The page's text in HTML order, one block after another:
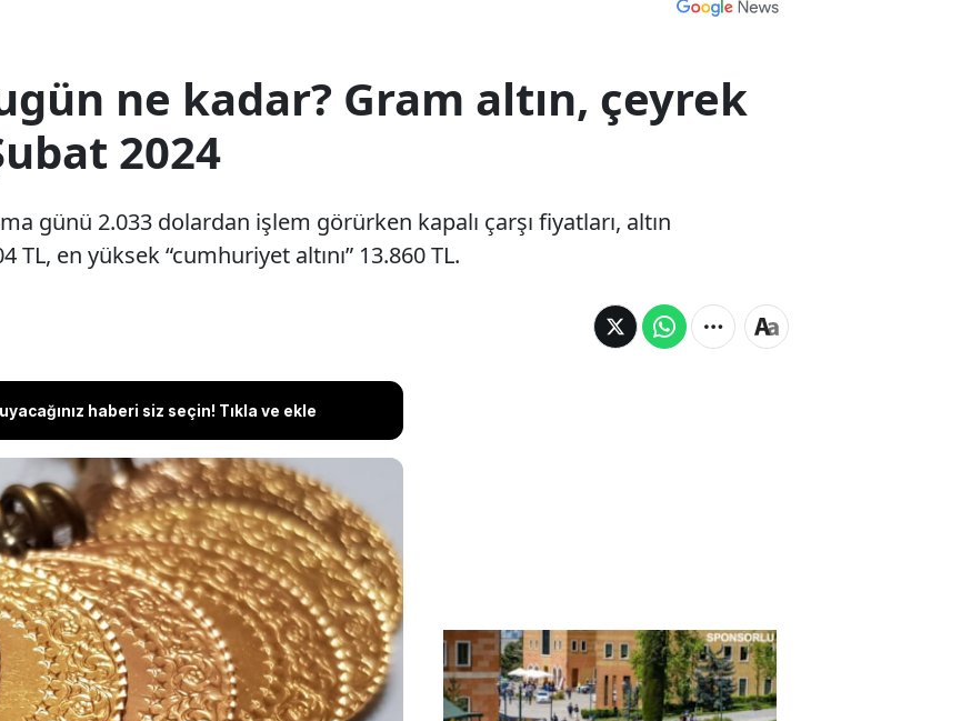
ne kadar? Gram altın, çeyrek
2024
günü 2.033 dolardan işlem görürken kapalı çarşı fiyatları, altın
TL, en yüksek “cumhuriyet altını” 13.860 TL.
haberi siz seçin! Tıkla ve ekle
fiyatı, 9 Şubat 2024 Cuma günü 2.033 dolardan
kapalı çarşı fiyatları, altın piyasasında en
2.004 TL, en yüksek “cumhuriyet altını”